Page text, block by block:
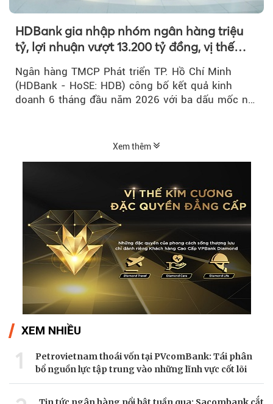
HDBank gia nhập nhóm ngân hàng triệu
tỷ, lợi nhuận vượt 13.200 tỷ đồng, vị thế
mới trên thị trường vốn quốc tế
Ngân hàng TMCP Phát triển TP. Hồ Chí Minh
(HDBank - HoSE: HDB) công bố kết quả kinh
doanh 6 tháng đầu năm 2026 với ba dấu mốc nổi
Xem thêm
XEM NHIỀU
1
Petrovietnam thoái vốn tại PVcomBank: Tái phân
bổ nguồn lực tập trung vào những lĩnh vực cốt lõi